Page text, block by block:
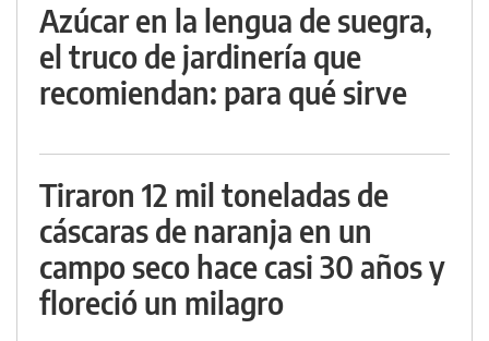
Azúcar en la lengua de suegra,
el truco de jardinería que
recomiendan: para qué sirve
Tiraron 12 mil toneladas de
cáscaras de naranja en un
campo seco hace casi 30 años y
floreció un milagro